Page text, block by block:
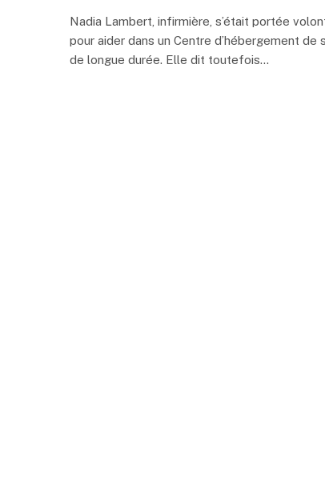
Nadia Lambert, infirmière, s’était portée
pour aider dans un Centre d’hébergement de
de longue durée. Elle dit toutefois…